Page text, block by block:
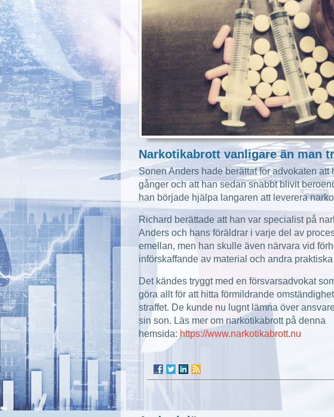
Narkotikabrott vanligare än man
Sonen Anders hade berättat för advokaten att
gånger och att han sedan snabbt blivit
han började hjälpa langaren att leverera
Richard berättade att han var specialist på
Anders och hans föräldrar i varje del av
emellan, men han skulle även närvara vid
införskaffande av material och andra
Det kändes tryggt med en försvarsadvokat
göra allt för att hitta förmildrande
straffet. De kunde nu lugnt lämna över
sin son. Läs mer om narkotikabrott på denna
hemsida: https://www.narkotikabrott.nu